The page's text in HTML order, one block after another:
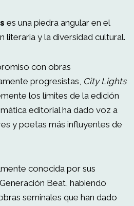
es una piedra angular en el
literaria y la diversidad cultural.
con obras
progresistas, City Lights
los límites de la edición
editorial ha dado voz a
y poetas más influyentes de
conocida por sus
Beat, habiendo
seminales que han dado